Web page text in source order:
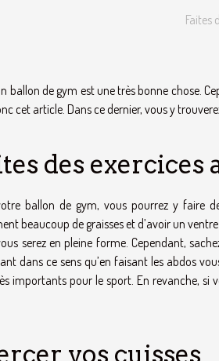
Faites
ballon de gym est une très bonne chose.
cet article. Dans ce dernier, vous y
des
ballon de gym, vous pourrez y faire
beaucoup de graisses et d’avoir un
serez en pleine forme. Cependant,
dans ce sens qu’en faisant les abdos
importants pour le sport. En revanche, si
vos cuisses